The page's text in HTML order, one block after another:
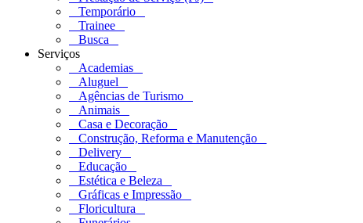
Temporário
Trainee
Busca
Serviços
Academias
Aluguel
Agências de Turismo
Animais
Casa e Decoração
Construção, Reforma e Manutenção
Delivery
Educação
Estética e Beleza
Gráficas e Impressão
Floricultura